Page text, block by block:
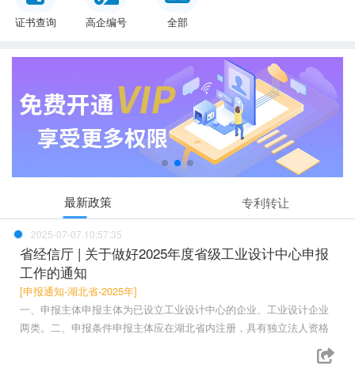
证书查询 高企编号 全部
最新政策 专利转让
2025-07-07 10:57:35
省经信厅 | 关于做好2025年度省级工业设计中心申报
工作的通知
[申报通知-湖北省-2025年]
一、申报主体申报主体为已设立工业设计中心的企业、工业设计企业
两类。二、申报条件申报主体应在湖北省内注册，具有独立法人资格